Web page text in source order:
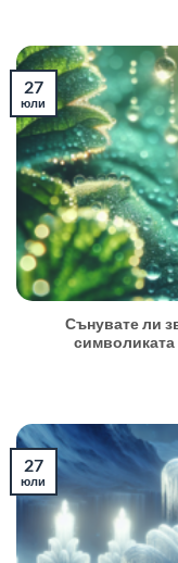
Сънувате ли
символиката
27
юли
27
юли